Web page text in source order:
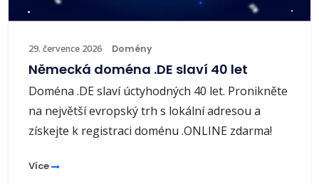
29. července 2026 Domény
Německá doména .DE slaví 40 let
Doména .DE slaví úctyhodných 40 let. Pronikněte
na největší evropský trh s lokální adresou a
získejte k registraci doménu .ONLINE zdarma!
Více